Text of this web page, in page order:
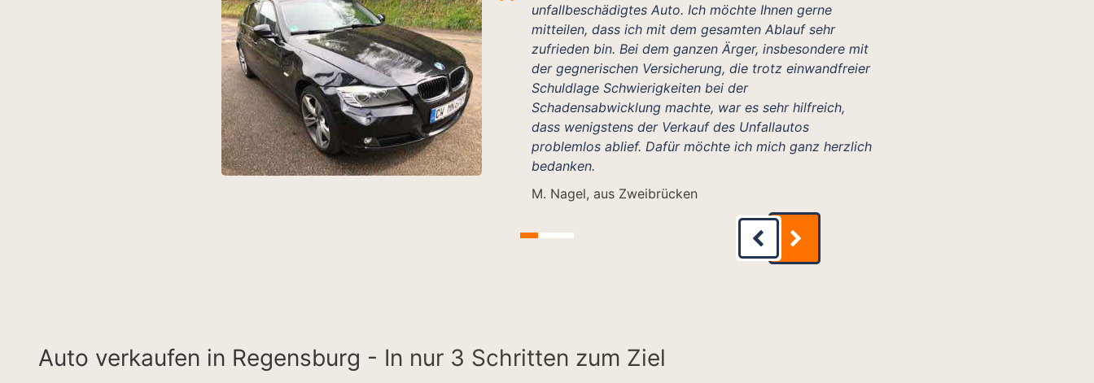
unfallbeschädigtes Auto. Ich möchte Ihnen gerne
mitteilen, dass ich mit dem gesamten Ablauf sehr
zufrieden bin. Bei dem ganzen Ärger, insbesondere mit
der gegnerischen Versicherung, die trotz einwandfreier
Schuldlage Schwierigkeiten bei der
Schadensabwicklung machte, war es sehr hilfreich,
dass wenigstens der Verkauf des Unfallautos
problemlos ablief. Dafür möchte ich mich ganz herzlich
bedanken.
M. Nagel, aus Zweibrücken
Auto verkaufen in Regensburg - In nur 3 Schritten zum Ziel